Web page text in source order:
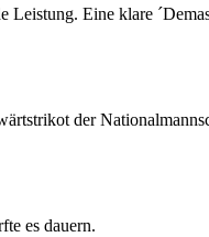
Eine klare
der
es dauern.